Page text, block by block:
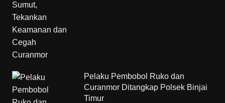
Pelaku Pembobol Ruko dan
Curanmor Ditangkap Polsek Binjai
Timur